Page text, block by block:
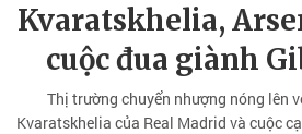
Kvaratskhelia,
cuộc đua giành
Thị trường chuyển nhượng nóng lên
Kvaratskhelia của Real Madrid và cuộc